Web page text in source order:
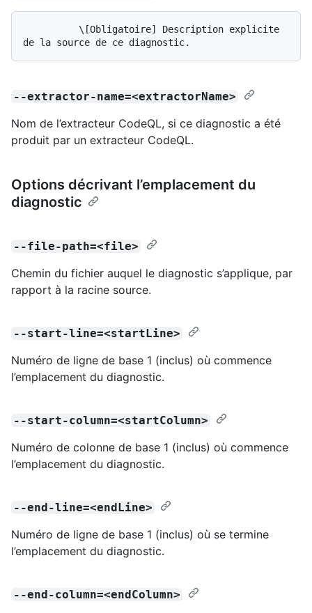
--extractor-name=<extractorName>
Nom de l’extracteur CodeQL, si ce diagnostic a été
produit par un extracteur CodeQL.
Options décrivant l’emplacement du
diagnostic
--file-path=<file>
Chemin du fichier auquel le diagnostic s’applique, par
rapport à la racine source.
--start-line=<startLine>
Numéro de ligne de base 1 (inclus) où commence
l’emplacement du diagnostic.
--start-column=<startColumn>
Numéro de colonne de base 1 (inclus) où commence
l’emplacement du diagnostic.
--end-line=<endLine>
Numéro de ligne de base 1 (inclus) où se termine
l’emplacement du diagnostic.
--end-column=<endColumn>